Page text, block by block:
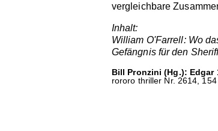
vergleichbare
Inhalt:
William O'Farrell: Wo
Gefängnis für den
Bill Pronzini (Hg.): Edgar
rororo thriller Nr. 2614, 154